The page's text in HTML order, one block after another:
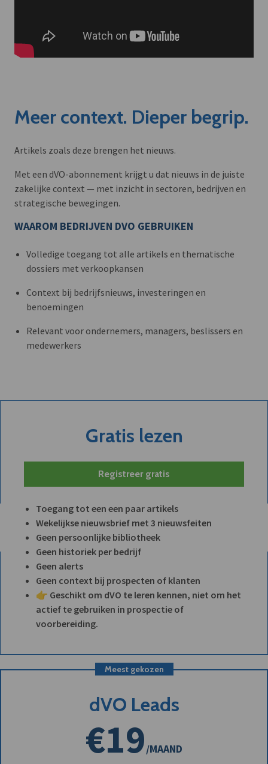
Meer context. Dieper begrip.
Artikels zoals deze brengen het nieuws.
Met een dVO-abonnement krijgt u dat nieuws in de juiste
zakelijke context — met inzicht in sectoren, bedrijven en
strategische bewegingen.
WAAROM BEDRIJVEN DVO GEBRUIKEN
Volledige toegang tot alle artikels en thematische
dossiers met verkoopkansen
Context bij bedrijfsnieuws, investeringen en
benoemingen
Relevant voor ondernemers, managers, beslissers en
medewerkers
Gratis lezen
Registreer gratis
Toegang tot een een paar artikels
Wekelijkse nieuwsbrief met 3 nieuwsfeiten
Geen persoonlijke bibliotheek
Geen historiek per bedrijf
Geen alerts
Geen context bij prospecten of klanten
👉 Geschikt om dVO te leren kennen, niet om het
actief te gebruiken in prospectie of
voorbereiding.
Meest gekozen
dVO Leads
€19/MAAND